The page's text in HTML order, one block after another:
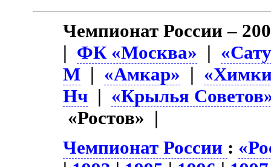
Чемпионат России –
| ФК «Москва» |
М | «Амкар» |
Нч | «Крылья
«Ростов» |
Чемпионат России :